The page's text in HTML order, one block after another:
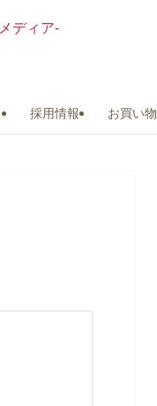
採用情報 お買い物